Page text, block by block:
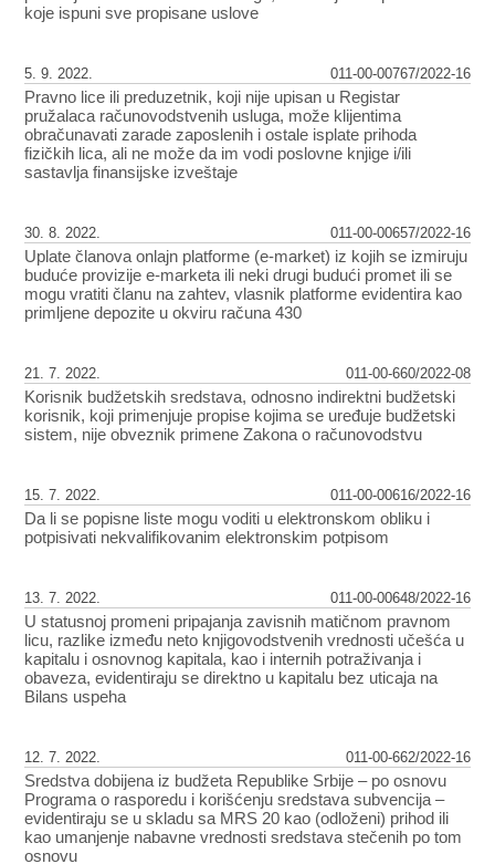
koje ispuni sve propisane uslove
Pravno lice ili preduzetnik, koji nije upisan u Registar
pružalaca računovodstvenih usluga, može klijentima
obračunavati zarade zaposlenih i ostale isplate prihoda
fizičkih lica, ali ne može da im vodi poslovne knjige i/ili
sastavlja finansijske izveštaje
5. 9. 2022. 011-00-00767/2022-16
Uplate članova onlajn platforme (e-market) iz kojih se izmiruju
buduće provizije e-marketa ili neki drugi budući promet ili se
mogu vratiti članu na zahtev, vlasnik platforme evidentira kao
primljene depozite u okviru računa 430
30. 8. 2022. 011-00-00657/2022-16
Korisnik budžetskih sredstava, odnosno indirektni budžetski
korisnik, koji primenjuje propise kojima se uređuje budžetski
sistem, nije obveznik primene Zakona o računovodstvu
21. 7. 2022. 011-00-660/2022-08
Da li se popisne liste mogu voditi u elektronskom obliku i
potpisivati nekvalifikovanim elektronskim potpisom
15. 7. 2022. 011-00-00616/2022-16
U statusnoj promeni pripajanja zavisnih matičnom pravnom
licu, razlike između neto knjigovodstvenih vrednosti učešća u
kapitalu i osnovnog kapitala, kao i internih potraživanja i
obaveza, evidentiraju se direktno u kapitalu bez uticaja na
Bilans uspeha
13. 7. 2022. 011-00-00648/2022-16
Sredstva dobijena iz budžeta Republike Srbije – po osnovu
Programa o rasporedu i korišćenju sredstava subvencija –
evidentiraju se u skladu sa MRS 20 kao (odloženi) prihod ili
kao umanjenje nabavne vrednosti sredstava stečenih po tom
osnovu
12. 7. 2022. 011-00-662/2022-16